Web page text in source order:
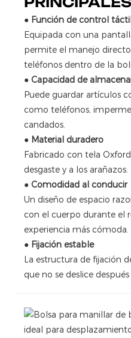
● Función de control
Equipada con una
permite el manejo
teléfonos dentro de la
● Capacidad de
Puede guardar artículos
como teléfonos,
candados.
● Material duradero
Fabricado con tela
desgaste y a los arañazos.
● Comodidad al conducir
Un diseño de espacio
con el cuerpo durante el
experiencia más cómoda.
● Fijación estable
La estructura de fijación
que no se deslice